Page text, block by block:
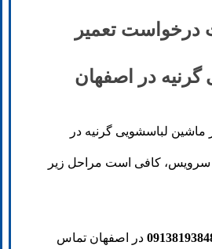
درخواست تعمیر
در اصفهان
لباسشویی گرنیه در
سرویس، کافی است مراحل زیر
در اصفهان تماس